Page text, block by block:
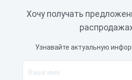
Хочу получать
Узнавайте актуальную